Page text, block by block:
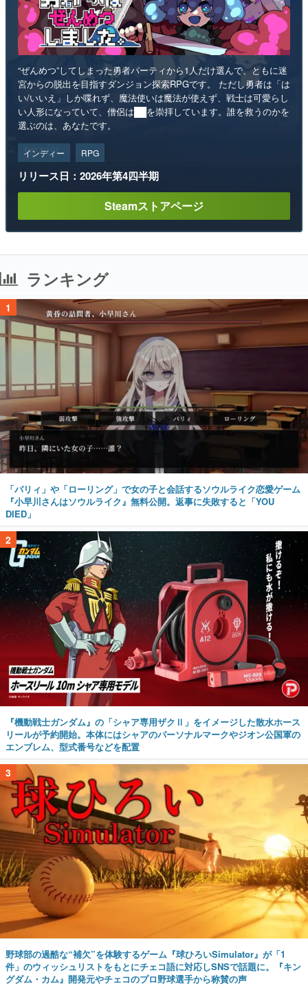
“ぜんめつ”してしまった勇者パーティから1人だけ選んで、ともに迷
宮からの脱出を目指すダンジョン探索RPGです。 ただし勇者は「は
い/いいえ」しか喋れず、魔法使いは魔法が使えず、戦士は可愛らし
い人形になっていて、僧侶は██を崇拝しています。誰を救うのかを
選ぶのは、あなたです。
インディー RPG
リリース日：2026年第4四半期
Steamストアページ
ランキング
1
「パリィ」や「ローリング」で女の子と会話するソウルライク恋愛ゲーム
『小早川さんはソウルライク』無料公開。返事に失敗すると「YOU
DIED」
2
『機動戦士ガンダム』の「シャア専用ザクⅡ」をイメージした散水ホース
リールが予約開始。本体にはシャアのパーソナルマークやジオン公国軍の
エンブレム、型式番号などを配置
3
野球部の過酷な“補欠”を体験するゲーム『球ひろいSimulator』が「1
件」のウィッシュリストをもとにチェコ語に対応しSNSで話題に。『キン
グダム・カム』開発元やチェコのプロ野球選手から称賛の声